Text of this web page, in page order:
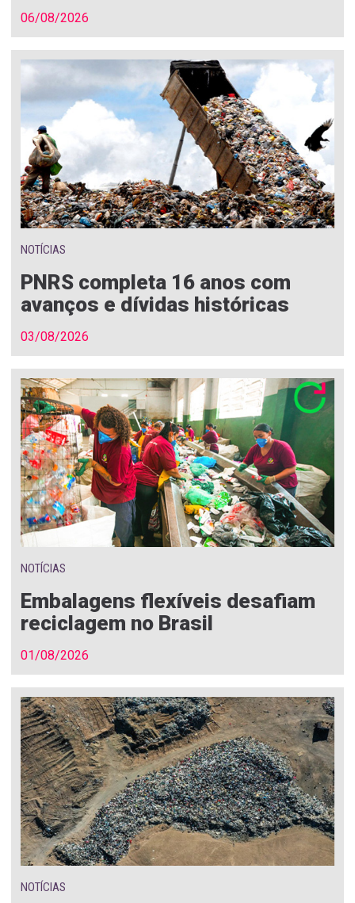
06/08/2026
NOTÍCIAS
PNRS completa 16 anos com
avanços e dívidas históricas
03/08/2026
NOTÍCIAS
Embalagens flexíveis desafiam
reciclagem no Brasil
01/08/2026
NOTÍCIAS